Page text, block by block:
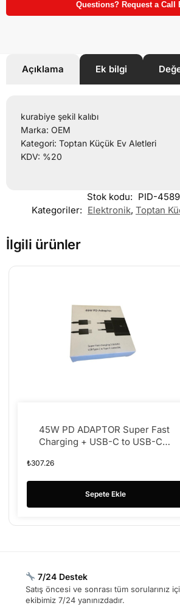
Questions? Request a Call
Açıklama Ek bilgi
kurabiye şekil kalıbı
Marka: OEM
Kategori: Toptan Küçük Ev Aletleri
KDV: %20
Stok kodu: PID-
Kategoriler: Elektronik, Toptan
İlgili ürünler
45W PD ADAPTOR Super Fast
Charging + USB-C to USB-C
₺307.26
Sepete Ekle
7/24 Destek
Satış öncesi ve sonrası tüm sorularınız
ekibimiz 7/24 yanınızdadır.